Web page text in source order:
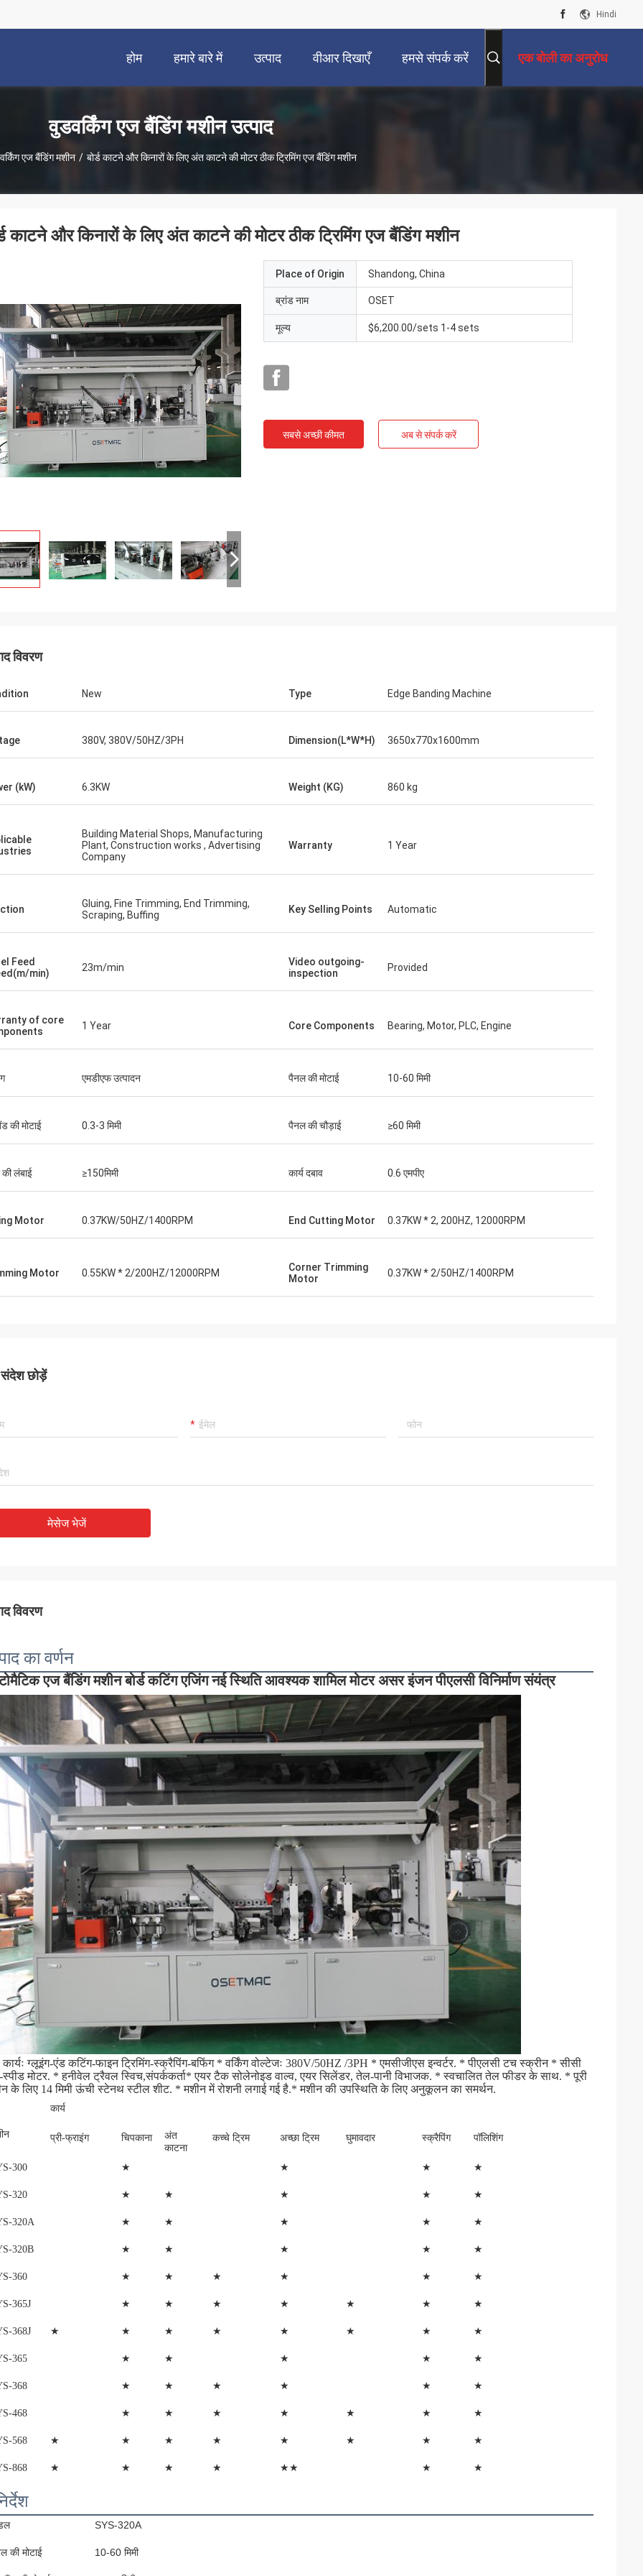
Hindi
होम हमारे बारे में उत्पाद वीआर दिखाएँ हमसे संपर्क करें एक बोली का अनुरोध
वुडवर्किंग एज बैंडिंग मशीन उत्पाद
एज बैंडिंग मशीन / बोर्ड काटने और किनारों के लिए अंत काटने की मोटर ठीक ट्रिमिंग एज बैंडिंग मशीन
काटने और किनारों के लिए अंत काटने की मोटर ठीक ट्रिमिंग एज बैंडिंग मशीन
Place of Origin Shandong, China
ब्रांड नाम OSET
मूल्य $6,200.00/sets 1-4 sets
सबसे अच्छी कीमत अब से संपर्क करें
विवरण
New Type Edge Banding Machine
380V, 380V/50HZ/3PH Dimension(L*W*H) 3650x770x1600mm
(kW) 6.3KW Weight (KG) 860 kg
Building Material Shops, Manufacturing
Plant, Construction works , Advertising
Company
Warranty 1 Year
Gluing, Fine Trimming, End Trimming,
Scraping, Buffing
Key Selling Points Automatic
Feed
min)
23m/min
Video outgoing-
inspection
Provided
of core
1 Year Core Components Bearing, Motor, PLC, Engine
एमडीएफ उत्पादन पैनल की मोटाई 10-60 मिमी
की मोटाई 0.3-3 मिमी पैनल की चौड़ाई ≥60 मिमी
लंबाई ≥150मिमी कार्य दबाव 0.6 एमपीए
Motor 0.37KW/50HZ/1400RPM End Cutting Motor 0.37KW * 2, 200HZ, 12000RPM
Motor 0.55KW * 2/200HZ/12000RPM
Corner Trimming
Motor
0.37KW * 2/50HZ/1400RPM
छोड़ें
मेसेज भेजें
विवरण
का वर्णन
एज बैंडिंग मशीन बोर्ड कटिंग एजिंग नई स्थिति आवश्यक शामिल मोटर असर इंजन पीएलसी विनिर्माण संयंत्र
ग्लूइंग-एंड कटिंग-फाइन ट्रिमिंग-स्क्रैपिंग-बफिंग * वर्किंग वोल्टेजः 380V/50HZ /3PH * एमसीजीएस इन्वर्टर. * पीएलसी टच स्क्रीन * सीसी
स्पीड मोटर. * हनीवेल ट्रैवल स्विच,संपर्ककर्ता* एयर टैक सोलेनोइड वाल्व, एयर सिलेंडर, तेल-पानी विभाजक. * स्वचालित तेल फीडर के साथ. * पूरी
के लिए 14 मिमी ऊंची स्टेनथ स्टील शीट. * मशीन में रोशनी लगाई गई है.* मशीन की उपस्थिति के लिए अनुकूलन का समर्थन.
कार्य
प्री-फ्राइंग चिपकाना
अंत
काटना
कच्चे ट्रिम अच्छा ट्रिम घुमावदार स्क्रैपिंग पॉलिशिंग
300 ★ ★ ★ ★
320 ★ ★ ★ ★ ★
320A ★ ★ ★ ★ ★
320B ★ ★ ★ ★ ★
360 ★ ★ ★ ★ ★ ★
365J ★ ★ ★ ★ ★ ★ ★
368J ★ ★ ★ ★ ★ ★ ★ ★
365 ★ ★ ★ ★ ★
368 ★ ★ ★ ★ ★ ★
468 ★ ★ ★ ★ ★ ★ ★
568 ★ ★ ★ ★ ★ ★ ★ ★
868 ★ ★ ★ ★ ★★ ★ ★
SYS-320A
की मोटाई 10-60 मिमी